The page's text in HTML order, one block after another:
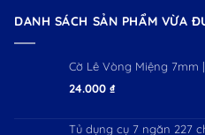
DANH SÁCH SẢN PHẨM VỪA
Cờ Lê Vòng Miệng 7mm
24.000 ₫
Tủ dụng cụ 7 ngăn 227